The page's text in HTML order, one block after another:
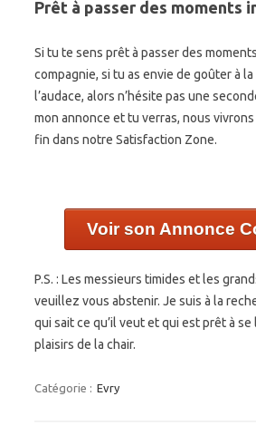
Prêt à passer des moments
Si tu te sens prêt à passer des
compagnie, si tu as envie de goûter à
l’audace, alors n’hésite pas une
mon annonce et tu verras, nous
fin dans notre Satisfaction Zone.
Voir son Annonce
P.S. : Les messieurs timides et les
veuillez vous abstenir. Je suis à la
qui sait ce qu’il veut et qui est prêt à
plaisirs de la chair.
Catégorie : Evry